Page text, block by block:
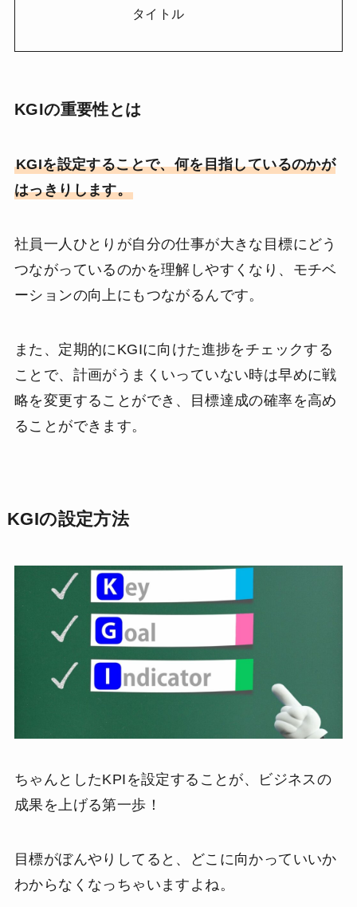
タイトル
KGIの重要性とは
KGIを設定することで、何を目指しているのかが
はっきりします。
社員一人ひとりが自分の仕事が大きな目標にどう
つながっているのかを理解しやすくなり、モチベ
ーションの向上にもつながるんです。
また、定期的にKGIに向けた進捗をチェックする
ことで、計画がうまくいっていない時は早めに戦
略を変更することができ、目標達成の確率を高め
ることができます。
KGIの設定方法
ちゃんとしたKPIを設定することが、ビジネスの
成果を上げる第一歩！
目標がぼんやりしてると、どこに向かっていいか
わからなくなっちゃいますよね。